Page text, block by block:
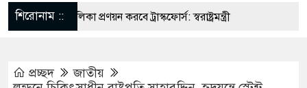
শিরোনাম ::তালিকা প্রণয়ন করবে ট্রাস্কফোর্স: স্বরাষ্ট্রমন্ত্রী
প্রচ্ছদ
জাতীয়